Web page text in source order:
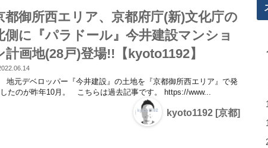
都御所西エリア、京都府庁(新)文化庁の
側に『パラドール』今井建設マンショ
計画地(28戸)登場!!【kyoto1192】
元デベロッパー『今井建設』の土地を『京都御所西エリア』で発
たのが昨年10月。 こちらは過去記事です。 https://www...
kyoto1192 [京都]